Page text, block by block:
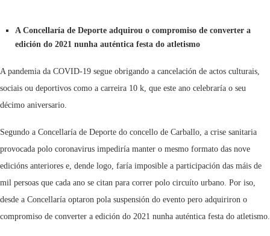
A Concellaría de Deporte adquirou o compromiso de converter a
edición do 2021 nunha auténtica festa do atletismo
A pandemia da COVID-19 segue obrigando a cancelación de actos culturais,
sociais ou deportivos como a carreira 10 k, que este ano celebraría o seu
décimo aniversario.
Segundo a Concellaría de Deporte do concello de Carballo, a crise sanitaria
provocada polo coronavirus impediría manter o mesmo formato das nove
edicións anteriores e, dende logo, faría imposible a participación das máis de
mil persoas que cada ano se citan para correr polo circuíto urbano. Por iso,
desde a Concellaría optaron pola suspensión do evento pero adquiriron o
compromiso de converter a edición do 2021 nunha auténtica festa do atletismo.